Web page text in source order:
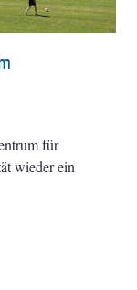
für
wieder ein